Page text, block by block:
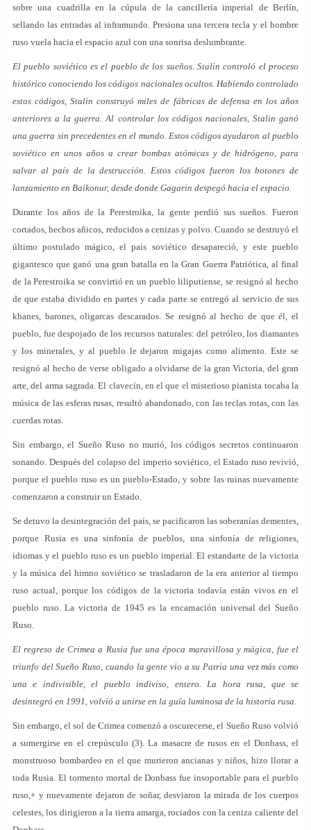
sobre una cuadrilla en la cúpula de la cancillería imperial de Berlín,
sellando las entradas al inframundo. Presiona una tercera tecla y el hombre
ruso vuela hacia el espacio azul con una sonrisa deslumbrante.
El pueblo soviético es el pueblo de los sueños. Stalin controló el proceso
histórico conociendo los códigos nacionales ocultos. Habiendo controlado
estos códigos, Stalin construyó miles de fábricas de defensa en los años
anteriores a la guerra. Al controlar los códigos nacionales, Stalin ganó
una guerra sin precedentes en el mundo. Estos códigos ayudaron al pueblo
soviético en unos años a crear bombas atómicas y de hidrógeno, para
salvar al país de la destrucción. Estos códigos fueron los botones de
lanzamiento en Baikonur, desde donde Gagarin despegó hacia el espacio.
Durante los años de la Perestroika, la gente perdió sus sueños. Fueron
cortados, hechos añicos, reducidos a cenizas y polvo. Cuando se destruyó el
último postulado mágico, el país soviético desapareció, y este pueblo
gigantesco que ganó una gran batalla en la Gran Guerra Patriótica, al final
de la Perestroika se convirtió en un pueblo liliputiense, se resignó al hecho
de que estaba dividido en partes y cada parte se entregó al servicio de sus
khanes, barones, oligarcas descarados. Se resignó al hecho de que él, el
pueblo, fue despojado de los recursos naturales: del petróleo, los diamantes
y los minerales, y al pueblo le dejaron migajas como alimento. Este se
resignó al hecho de verse obligado a olvidarse de la gran Victoria, del gran
arte, del arma sagrada. El clavecín, en el que el misterioso pianista tocaba la
música de las esferas rusas, resultó abandonado, con las teclas rotas, con las
cuerdas rotas.
Sin embargo, el Sueño Ruso no murió, los códigos secretos continuaron
sonando. Después del colapso del imperio soviético, el Estado ruso revivió,
porque el pueblo ruso es un pueblo-Estado, y sobre las ruinas nuevamente
comenzaron a construir un Estado.
Se detuvo la desintegración del país, se pacificaron las soberanías dementes,
porque Rusia es una sinfonía de pueblos, una sinfonía de religiones,
idiomas y el pueblo ruso es un pueblo imperial. El estandarte de la victoria
y la música del himno soviético se trasladaron de la era anterior al tiempo
ruso actual, porque los códigos de la victoria todavía están vivos en el
pueblo ruso. La victoria de 1945 es la encarnación universal del Sueño
Ruso.
El regreso de Crimea a Rusia fue una época maravillosa y mágica, fue el
triunfo del Sueño Ruso, cuando la gente vio a su Patria una vez más como
una e indivisible, el pueblo indiviso, entero. La hora rusa, que se
desintegró en 1991, volvió a unirse en la guía luminosa de la historia rusa.
Sin embargo, el sol de Crimea comenzó a oscurecerse, el Sueño Ruso volvió
a sumergirse en el crepúsculo (3). La masacre de rusos en el Donbass, el
monstruoso bombardeo en el que murieron ancianas y niños, hizo llorar a
toda Rusia. El tormento mortal de Donbass fue insoportable para el pueblo
ruso,+ y nuevamente dejaron de soñar, desviaron la mirada de los cuerpos
celestes, los dirigieron a la tierra amarga, rociados con la ceniza caliente del